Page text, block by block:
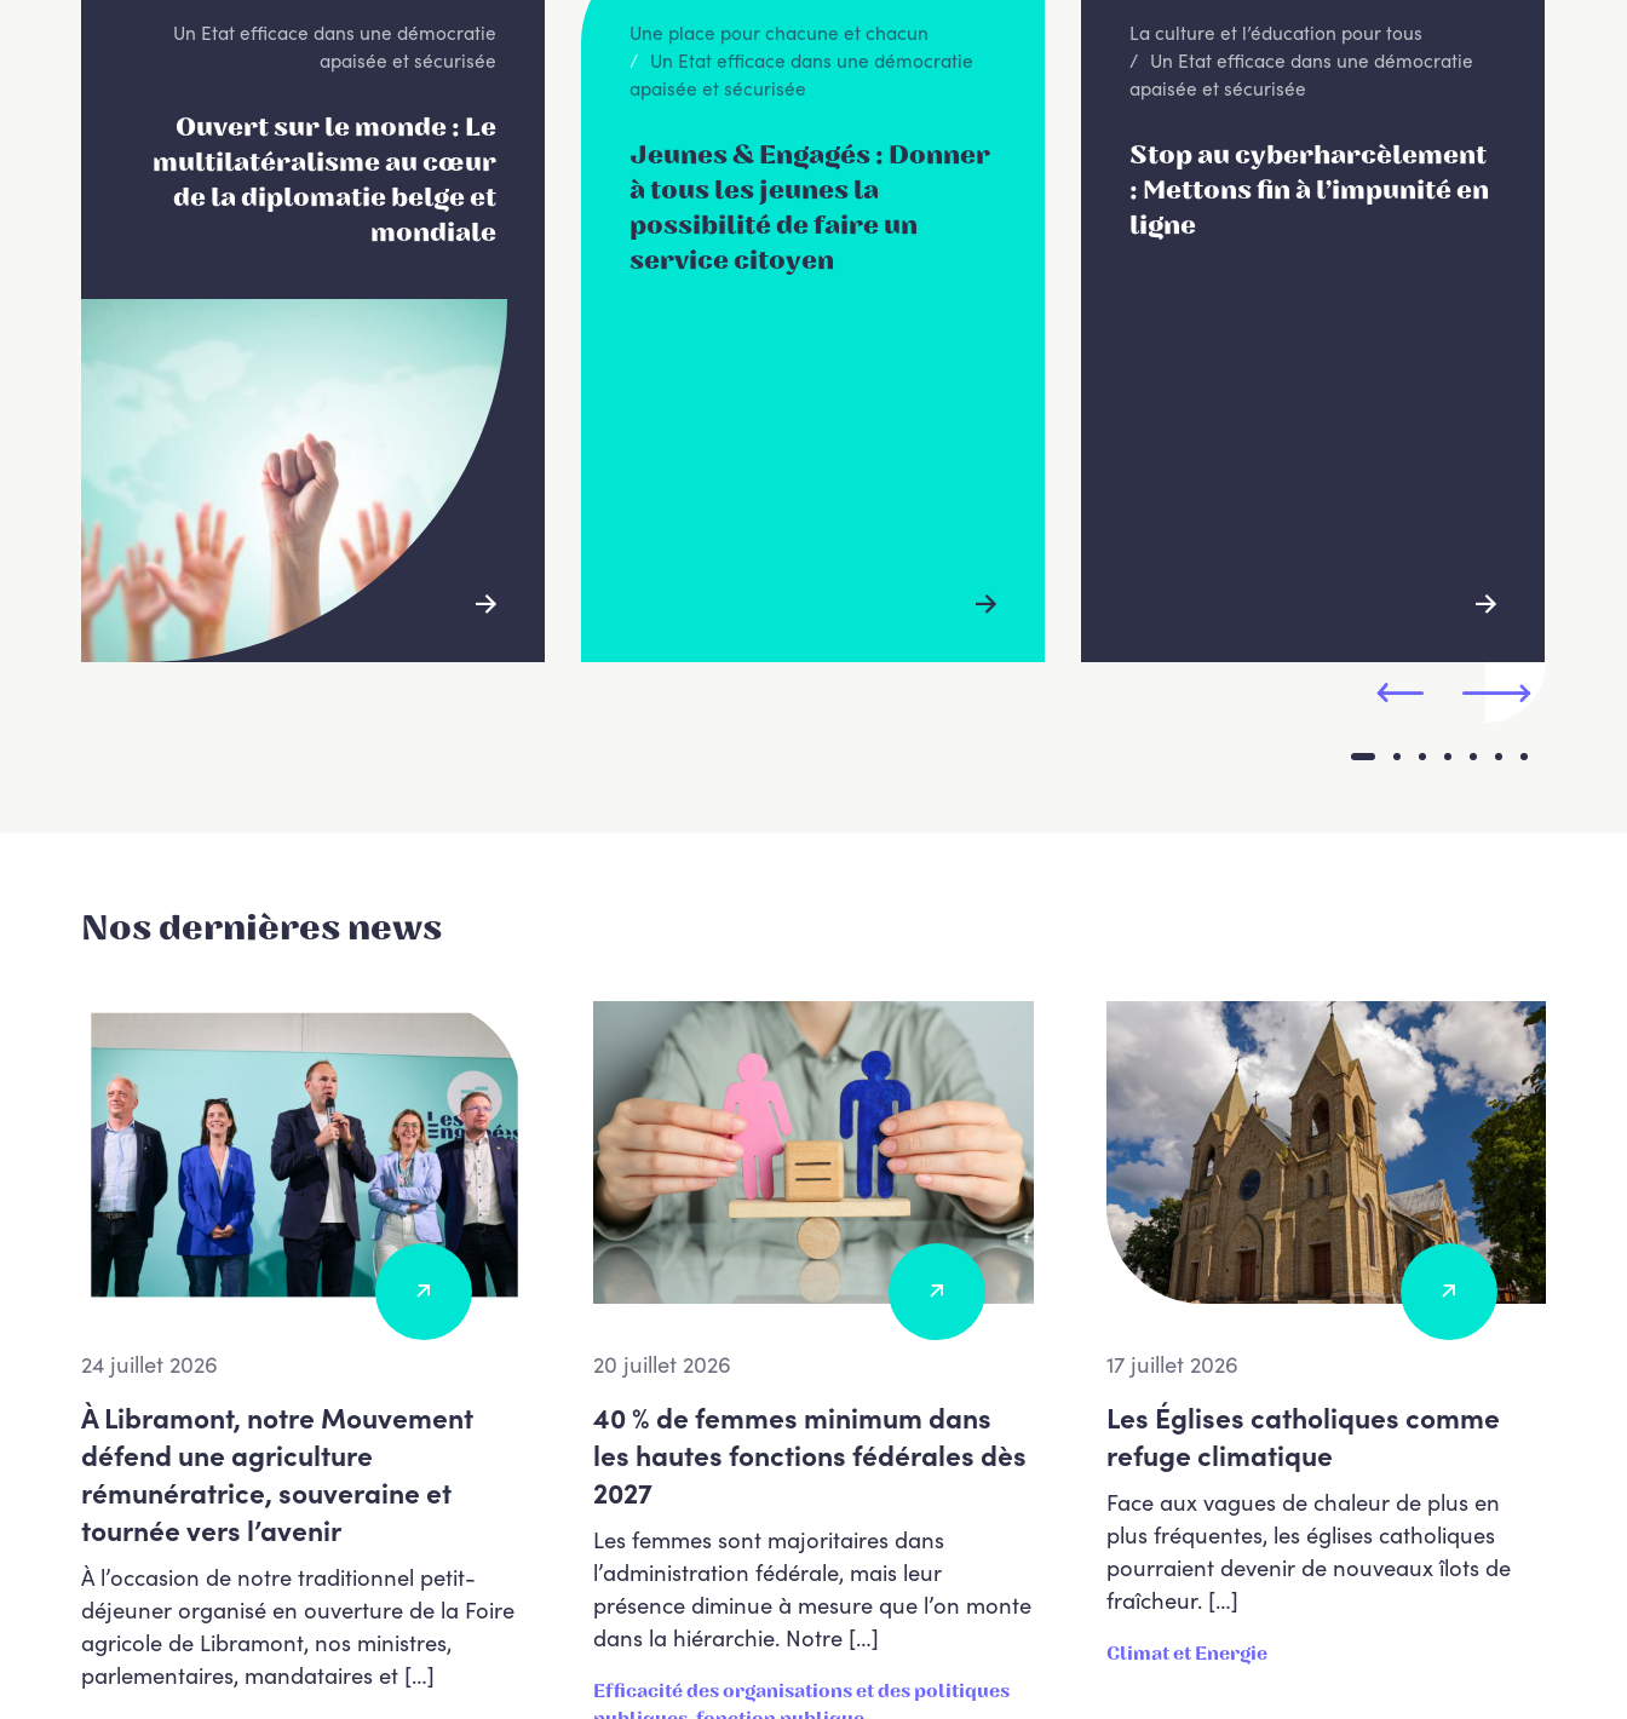
Un Etat efficace dans une démocratie
apaisée et sécurisée
Ouvert sur le monde : Le
multilatéralisme au cœur
de la diplomatie belge et
mondiale
Une place pour chacune et chacun
Un Etat efficace dans une démocratie
apaisée et sécurisée
Jeunes & Engagés : Donner
à tous les jeunes la
possibilité de faire un
service citoyen
La culture et l’éducation pour tous
Un Etat efficace dans une démocratie
apaisée et sécurisée
Stop au cyberharcèlement
: Mettons fin à l’impunité en
ligne
Nos dernières news
24 juillet 2026
À Libramont, notre Mouvement
défend une agriculture
rémunératrice, souveraine et
tournée vers l’avenir
À l’occasion de notre traditionnel petit-
déjeuner organisé en ouverture de la Foire
agricole de Libramont, nos ministres,
parlementaires, mandataires et […]
20 juillet 2026
40 % de femmes minimum dans
les hautes fonctions fédérales dès
2027
Les femmes sont majoritaires dans
l’administration fédérale, mais leur
présence diminue à mesure que l’on monte
dans la hiérarchie. Notre […]
Efficacité des organisations et des politiques
17 juillet 2026
Les Églises catholiques comme
refuge climatique
Face aux vagues de chaleur de plus en
plus fréquentes, les églises catholiques
pourraient devenir de nouveaux îlots de
fraîcheur. […]
Climat et Energie